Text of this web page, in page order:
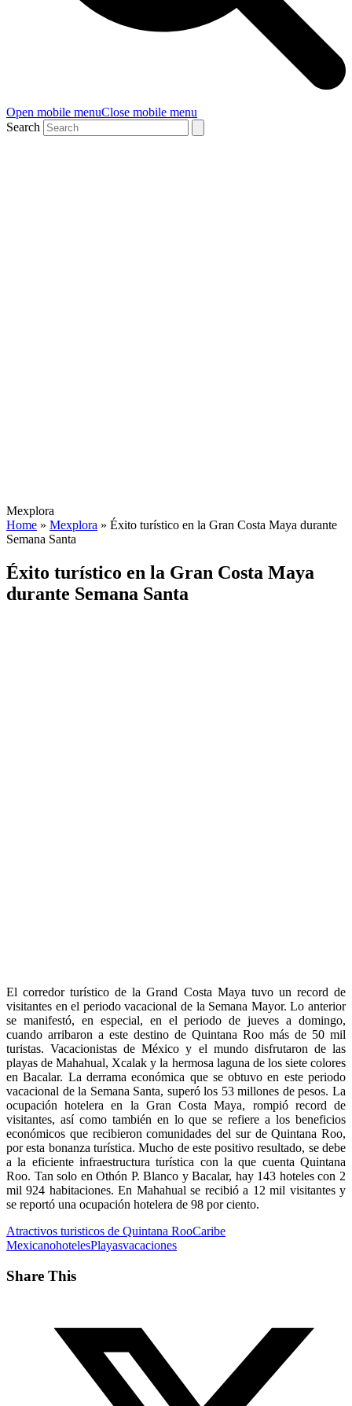
Open mobile menuClose mobile menu
Search
Mexplora
Home » Mexplora » Éxito turístico en la Gran Costa Maya durante
Semana Santa
Éxito turístico en la Gran Costa Maya
durante Semana Santa
El corredor turístico de la Grand Costa Maya tuvo un record de
visitantes en el periodo vacacional de la Semana Mayor. Lo anterior
se manifestó, en especial, en el periodo de jueves a domingo,
cuando arribaron a este destino de Quintana Roo más de 50 mil
turistas. Vacacionistas de México y el mundo disfrutaron de las
playas de Mahahual, Xcalak y la hermosa laguna de los siete colores
en Bacalar. La derrama económica que se obtuvo en este periodo
vacacional de la Semana Santa, superó los 53 millones de pesos. La
ocupación hotelera en la Gran Costa Maya, rompió record de
visitantes, así como también en lo que se refiere a los beneficios
económicos que recibieron comunidades del sur de Quintana Roo,
por esta bonanza turística. Mucho de este positivo resultado, se debe
a la eficiente infraestructura turística con la que cuenta Quintana
Roo. Tan solo en Othón P. Blanco y Bacalar, hay 143 hoteles con 2
mil 924 habitaciones. En Mahahual se recibió a 12 mil visitantes y
se reportó una ocupación hotelera de 98 por ciento.
Atractivos turisticos de Quintana RooCaribe
MexicanohotelesPlayasvacaciones
Share This